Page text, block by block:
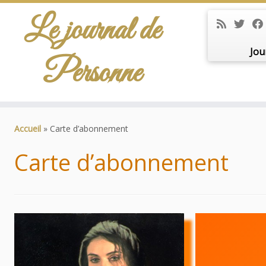
Le journal de
Personne
Accueil » Carte d’abonnement
Carte d’abonnement